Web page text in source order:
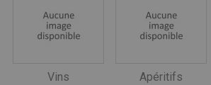
Vins Apéritifs